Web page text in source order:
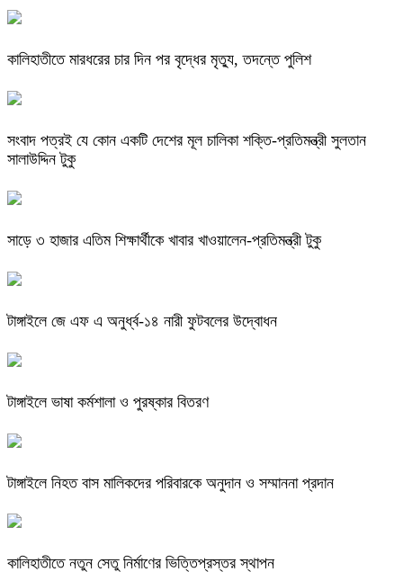
কালিহাতীতে মারধরের চার দিন পর বৃদ্ধের মৃত্যু, তদন্তে পুলিশ
সংবাদ পত্রই যে কোন একটি দেশের মূল চালিকা শক্তি-প্রতিমন্ত্রী সুলতান
সালাউদ্দিন টুকু
সাড়ে ৩ হাজার এতিম শিক্ষার্থীকে খাবার খাওয়ালেন-প্রতিমন্ত্রী টুকু
টাঙ্গাইলে জে এফ এ অনুর্ধ্ব-১৪ নারী ফুটবলের উদ্বোধন
টাঙ্গাইলে ভাষা কর্মশালা ও পুরষ্কার বিতরণ
টাঙ্গাইলে নিহত বাস মালিকদের পরিবারকে অনুদান ও সম্মাননা প্রদান
কালিহাতীতে নতুন সেতু নির্মাণের ভিত্তিপ্রস্তর স্থাপন